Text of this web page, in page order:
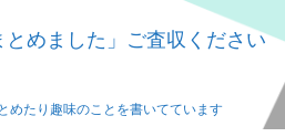
とめました」ご査収ください
めたり趣味のことを書いてています